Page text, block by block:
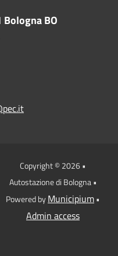
BO
Copyright © 2026 •
Autostazione di Bologna •
Powered byMunicipium•
Admin access